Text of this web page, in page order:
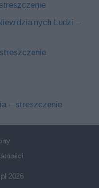
Ludzi –
– streszczenie
2026